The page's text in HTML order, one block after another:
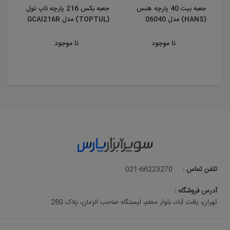
جعبه بیت 40 پارچه هنس
(HANS) مدل 06040
نا موجود
جعبه بکس 216 پارچه تاپ تول
(TOPTUL) مدل GCAI216R
نا موجود
تلفن تماس :
021-66223270
آدرس فروشگاه :
تهران، یافت آباد، بلوار معلم، ایستگاه صاحب الزمان، پلاک 280